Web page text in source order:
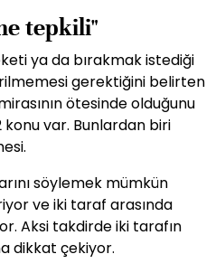
tepkili"
ya da bırakmak istediği
gerektiğini belirten
ötesinde olduğunu
var. Bunlardan biri
söylemek mümkün
ve iki taraf arasında
Aksi takdirde iki tarafın
dikkat çekiyor.